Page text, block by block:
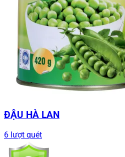
ĐẬU HÀ LAN
6 lượt quét